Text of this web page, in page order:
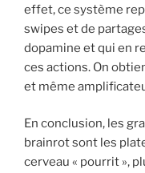
effet, ce système
swipes et de
dopamine et qui en
ces actions. On
et même
En conclusion, les
brainrot sont les
cerveau « pourrit »,